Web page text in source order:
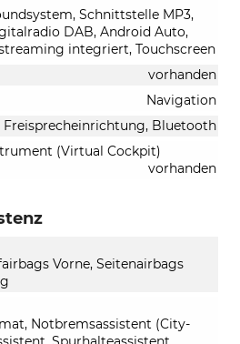
Schnittstelle MP3,
DAB, Android Auto,
integriert, Touchscreen
vorhanden
Navigation
Freisprecheinrichtung, Bluetooth
(Virtual Cockpit)
vorhanden
Vorne, Seitenairbags
Notbremsassistent (City-